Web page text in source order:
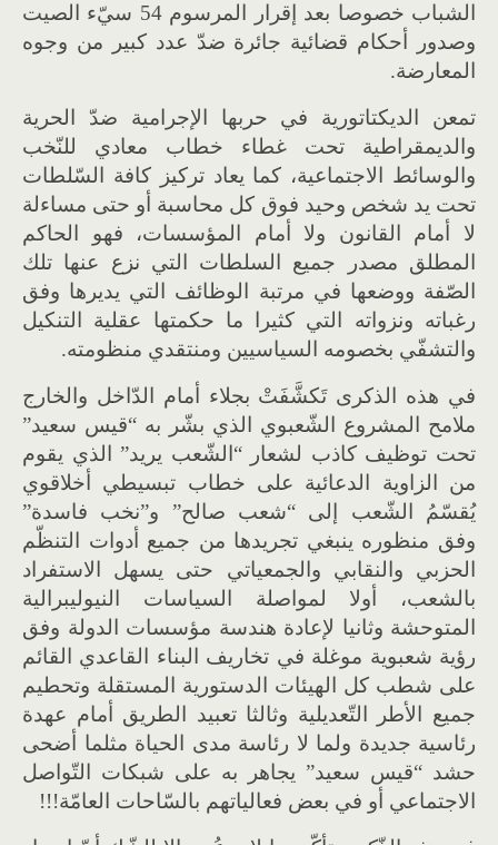
الشباب خصوصا بعد إقرار المرسوم 54 سيّء الصيت
وصدور أحكام قضائية جائرة ضدّ عدد كبير من وجوه
المعارضة.
تمعن الديكتاتورية في حربها الإجرامية ضدّ الحرية
والديمقراطية تحت غطاء خطاب معادي للنّخب
والوسائط الاجتماعية، كما يعاد تركيز كافة السّلطات
تحت يد شخص وحيد فوق كل محاسبة أو حتى مساءلة
لا أمام القانون ولا أمام المؤسسات، فهو الحاكم
المطلق مصدر جميع السلطات التي نزع عنها تلك
الصّفة ووضعها في مرتبة الوظائف التي يديرها وفق
رغباته ونزواته التي كثيرا ما حكمتها عقلية التنكيل
والتشفّي بخصومه السياسيين ومنتقدي منظومته.
في هذه الذكرى تَكشَّفَتْ بجلاء أمام الدّاخل والخارج
ملامح المشروع الشّعبوي الذي بشّر به “قيس سعيد”
تحت توظيف كاذب لشعار “الشّعب يريد” الذي يقوم
من الزاوية الدعائية على خطاب تبسيطي أخلاقوي
يُقسّمُ الشّعب إلى “شعب صالح” و”نخب فاسدة”
وفق منظوره ينبغي تجريدها من جميع أدوات التنظّم
الحزبي والنقابي والجمعياتي حتى يسهل الاستفراد
بالشعب، أولا لمواصلة السياسات النيوليبرالية
المتوحشة وثانيا لإعادة هندسة مؤسسات الدولة وفق
رؤية شعبوية موغلة في تخاريف البناء القاعدي القائم
على شطب كل الهيئات الدستورية المستقلة وتحطيم
جميع الأطر التّعديلية وثالثا تعبيد الطريق أمام عهدة
رئاسية جديدة ولما لا رئاسة مدى الحياة مثلما أضحى
حشد “قيس سعيد” يجاهر به على شبكات التّواصل
الاجتماعي أو في بعض فعالياتهم بالسّاحات العامّة!!!